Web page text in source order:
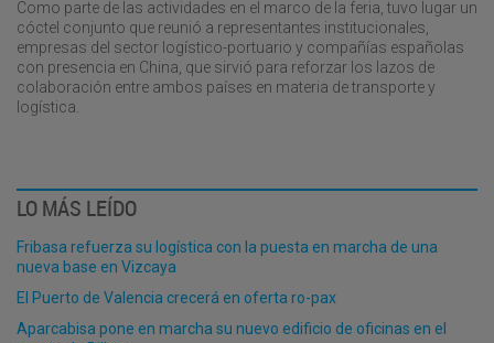
Como parte de las actividades en el marco de la feria, tuvo lugar un
cóctel conjunto que reunió a representantes institucionales,
empresas del sector logístico-portuario y compañías españolas
con presencia en China, que sirvió para reforzar los lazos de
colaboración entre ambos países en materia de transporte y
logística.
LO MÁS LEÍDO
Fribasa refuerza su logística con la puesta en marcha de una
nueva base en Vizcaya
El Puerto de Valencia crecerá en oferta ro-pax
Aparcabisa pone en marcha su nuevo edificio de oficinas en el